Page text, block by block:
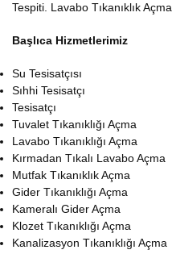
Tespiti. Lavabo Tıkanıklık Açma.
Başlıca Hizmetlerimiz
Su Tesisatçısı
Sıhhi Tesisatçı
Tesisatçı
Tuvalet Tıkanıklığı Açma
Lavabo Tıkanıklığı Açma
Kırmadan Tıkalı Lavabo Açma
Mutfak Tıkanıklık Açma
Gider Tıkanıklığı Açma
Kameralı Gider Açma
Klozet Tıkanıklığı Açma
Kanalizasyon Tıkanıklığı Açma